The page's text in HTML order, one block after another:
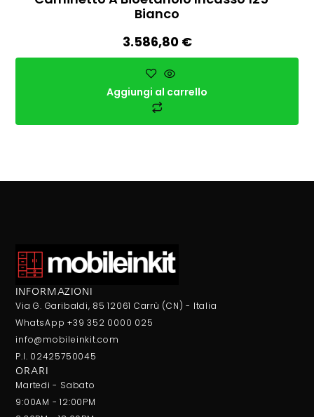
Bianco
3.586,80 €
Aggiungi al carrello
INFORMAZIONI
Via G. Garibaldi, 85 12061 Carrù (CN) - Italia
WhatsApp +39 352 0000 025
info@mobileinkit.com
P.I. 02425750045
ORARI
Martedi - Sabato
9:00AM - 12:00PM